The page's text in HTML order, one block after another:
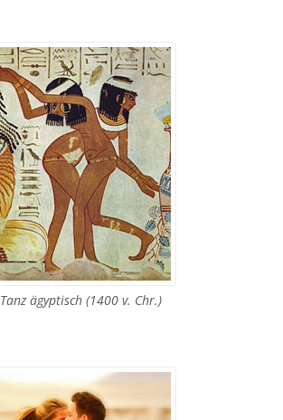
Tanz ägyptisch (1400 v. Chr.)